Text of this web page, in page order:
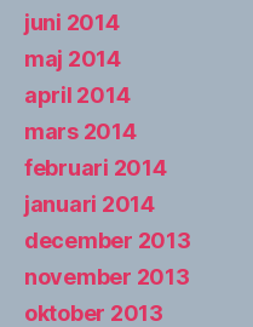
juni 2014
maj 2014
april 2014
mars 2014
februari 2014
januari 2014
december 2013
november 2013
oktober 2013